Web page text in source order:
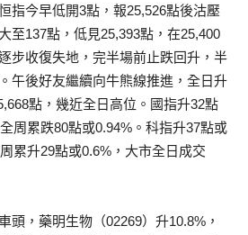
指今早低開3點，報25,526點後沽壓
至137點，低見25,393點，在25,400
步收復失地，完半場前止跌回升，半
午後好友繼續向牛熊線推進，全日升
點，幾近全日高位。國指升32點
周累跌80點或0.94%。科指升37點或
累升29點或0.6%，大市全日成交
頭，藥明生物（02269）升10.8%，